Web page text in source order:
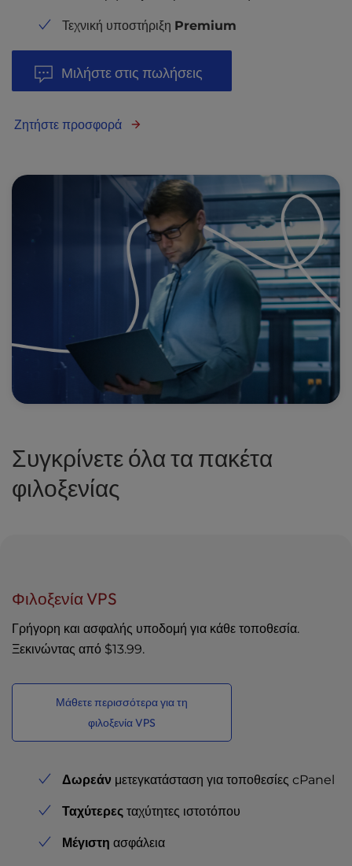
Τεχνική υποστήριξη Premium
Μιλήστε στις πωλήσεις
Ζητήστε προσφορά
Συγκρίνετε όλα τα πακέτα
φιλοξενίας
Φιλοξενία VPS
Γρήγορη και ασφαλής υποδομή για κάθε τοποθεσία.
Ξεκινώντας από $13.99.
Μάθετε περισσότερα για τη
φιλοξενία VPS
Δωρεάν μετεγκατάσταση για τοποθεσίες cPanel
Ταχύτερες ταχύτητες ιστοτόπου
Μέγιστη ασφάλεια